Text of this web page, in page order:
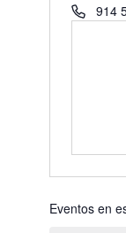
Teléfono
914
Eventos en